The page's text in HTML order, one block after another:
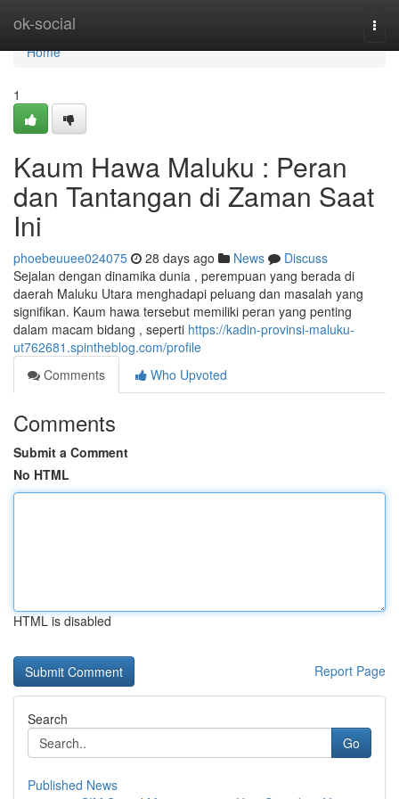
ok-social
Home
Home
1
Kaum Hawa Maluku : Peran
dan Tantangan di Zaman Saat
Ini
phoebeuuee024075 28 days ago News
Discuss
Sejalan dengan dinamika dunia , perempuan yang berada di
daerah Maluku Utara menghadapi peluang dan masalah yang
signifikan. Kaum hawa tersebut memiliki peran yang penting
dalam macam bidang , seperti https://kadin-provinsi-maluku-
ut762681.spintheblog.com/profile
Comments
Who Upvoted
Comments
Submit a Comment
No HTML
HTML is disabled
Report Page
Search
Go
Published News